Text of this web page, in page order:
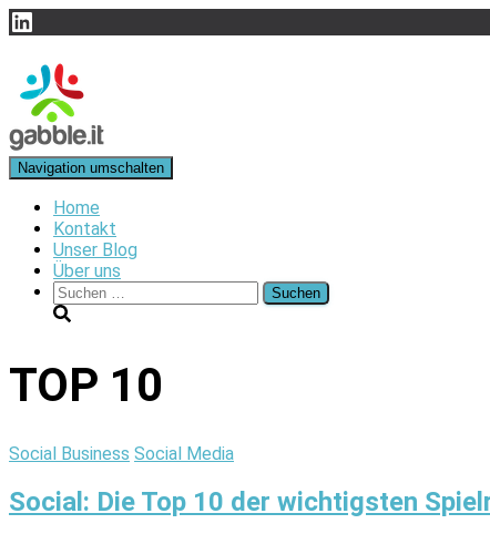
LinkedIn
Navigation umschalten
Home
Kontakt
Unser Blog
Über uns
Suchen
nach:
TOP 10
Social Business Social Media
Social: Die Top 10 der wichtigsten